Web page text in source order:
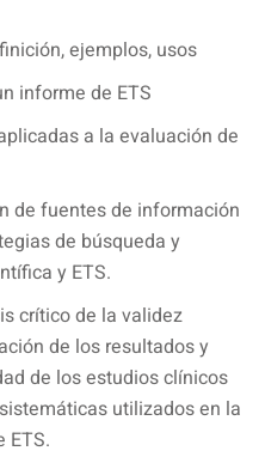
ejemplos, usos
informe de ETS
a la evaluación de
de fuentes de información
de búsqueda y
y ETS.
crítico de la validez
de los resultados y
de los estudios clínicos
utilizados en la
ETS.